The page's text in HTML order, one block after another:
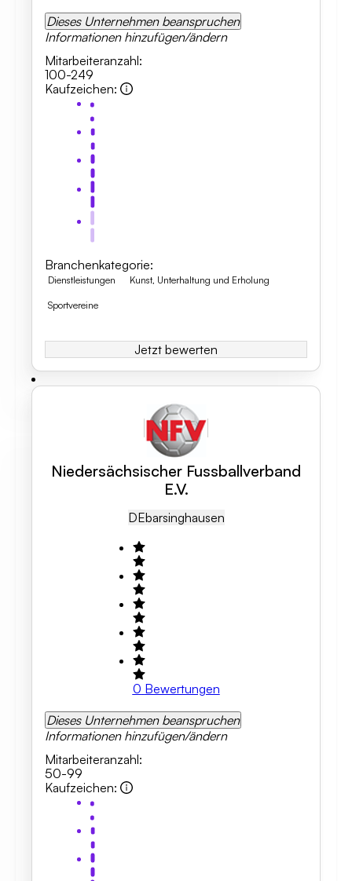
Dieses Unternehmen beanspruchen
Informationen hinzufügen/ändern
Mitarbeiteranzahl:
100-249
Kaufzeichen:
Branchenkategorie:
Dienstleistungen Kunst, Unterhaltung und Erholung
Sportvereine
Jetzt bewerten
Niedersächsischer Fussballverband
E.V.
DEBarsinghausen
0 Bewertungen
Dieses Unternehmen beanspruchen
Informationen hinzufügen/ändern
Mitarbeiteranzahl:
50-99
Kaufzeichen: